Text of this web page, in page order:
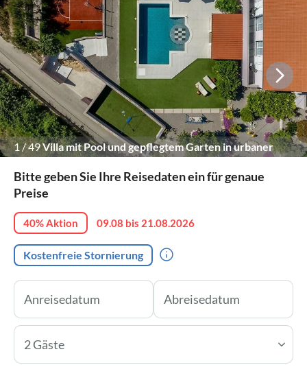
1 /49Villa mit Pool und gepflegtem Garten in urbaner
Bitte geben Sie Ihre Reisedaten ein für genaue
Preise
40% Aktion 09.08 bis 21.08.2026
Kostenfreie Stornierung
2 Gäste